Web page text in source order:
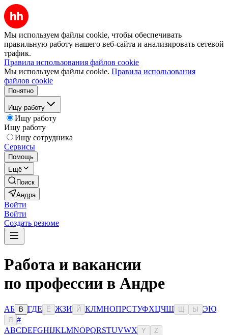
Мы используем файлы cookie, чтобы обеспечивать
правильную работу нашего веб-сайта и анализировать сетевой
трафик.
Правила использования файлов cookie
Мы используем файлы cookie. Правила использования
файлов cookie
Понятно
Ищу работу
Ищу работу
Ищу работу
Ищу сотрудника
Сервисы
Помощь
Ещё
Поиск
Андра
Войти
Войти
Создать резюме
Работа и вакансии
по профессии в Андре
АБ В ГДЕ Ё ЖЗИ Й КЛМНОПРСТУФХЦЧШ Ы ЭЮ
Я
#
ABCDEFGHIJKLMNOPQRSTUVWX Y Z